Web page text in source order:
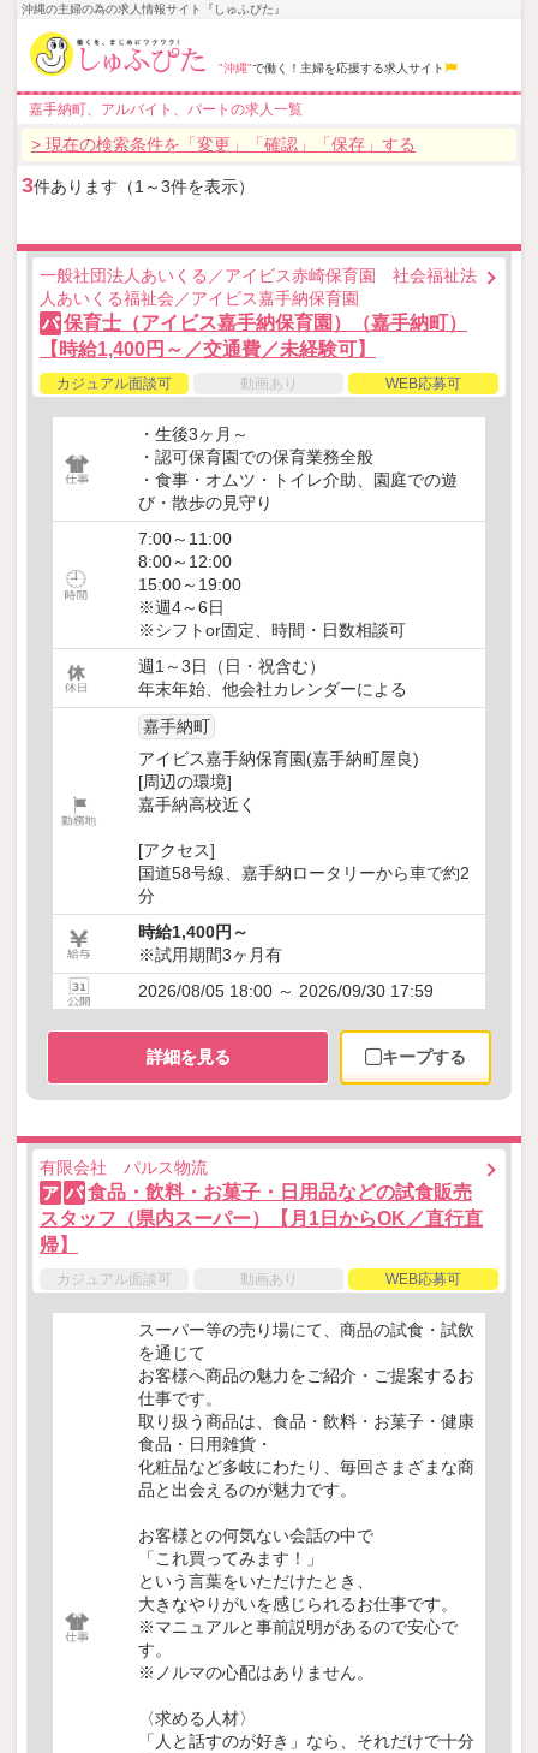
沖縄の主婦の為の求人情報サイト『しゅふぴた』
"沖縄"で働く！主婦を応援する求人サイト
嘉手納町、アルバイト、パートの求人一覧
> 現在の検索条件を「変更」「確認」「保存」する
3件あります（1～3件を表示）
一般社団法人あいくる／アイビス赤崎保育園 社会福祉法
人あいくる福祉会／アイビス嘉手納保育園
パ 保育士（アイビス嘉手納保育園）（嘉手納町）
【時給1,400円～／交通費／未経験可】
カジュアル面談可 動画あり WEB応募可
・生後3ヶ月～
・認可保育園での保育業務全般
・食事・オムツ・トイレ介助、園庭での遊
び・散歩の見守り
7:00～11:00
8:00～12:00
15:00～19:00
※週4～6日
※シフトor固定、時間・日数相談可
週1～3日（日・祝含む）
年末年始、他会社カレンダーによる
嘉手納町
アイビス嘉手納保育園(嘉手納町屋良)
[周辺の環境]
嘉手納高校近く
[アクセス]
国道58号線、嘉手納ロータリーから車で約2
分
時給1,400円～
※試用期間3ヶ月有
2026/08/05 18:00 ～ 2026/09/30 17:59
詳細を見る キープする
有限会社 パルス物流
ア パ 食品・飲料・お菓子・日用品などの試食販売
スタッフ（県内スーパー）【月1日からOK／直行直
帰】
カジュアル面談可 動画あり WEB応募可
スーパー等の売り場にて、商品の試食・試飲
を通じて
お客様へ商品の魅力をご紹介・ご提案するお
仕事です。
取り扱う商品は、食品・飲料・お菓子・健康
食品・日用雑貨・
化粧品など多岐にわたり、毎回さまざまな商
品と出会えるのが魅力です。
お客様との何気ない会話の中で
「これ買ってみます！」
という言葉をいただけたとき、
大きなやりがいを感じられるお仕事です。
※マニュアルと事前説明があるので安心で
す。
※ノルマの心配はありません。
〈求める人材〉
「人と話すのが好き」なら、それだけで十分